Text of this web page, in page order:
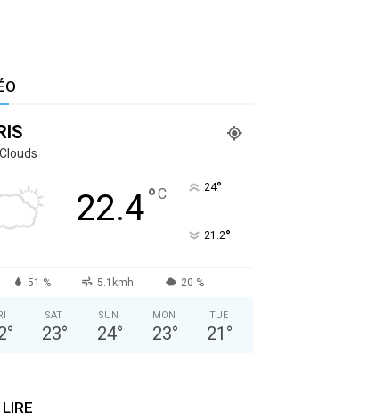
22.4°C 24°
21.2°
51 % 5.1kmh 20 %
°
SAT
23°
SUN
24°
MON
23°
TUE
21 °